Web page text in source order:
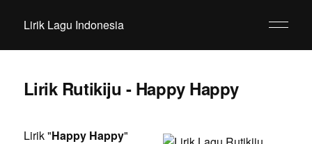
Lirik Lagu Indonesia
Lirik Rutikiju - Happy Happy
Lirik "Happy Happy"